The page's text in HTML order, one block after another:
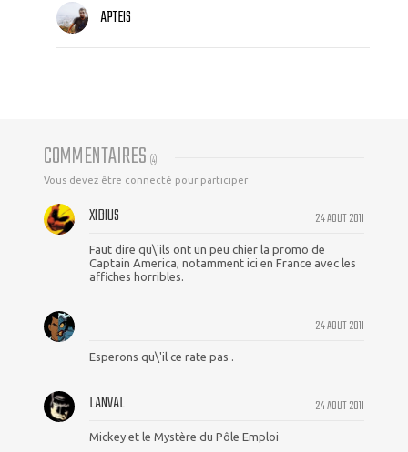
APTEIS
COMMENTAIRES (4)
Vous devez être connecté pour participer
24 AOUT 2011
XIDIUS
Faut dire qu\'ils ont un peu chier la promo de
Captain America, notamment ici en France avec les
affiches horribles.
24 AOUT 2011
Esperons qu\'il ce rate pas .
24 AOUT 2011
LANVAL
Mickey et le Mystère du Pôle Emploi